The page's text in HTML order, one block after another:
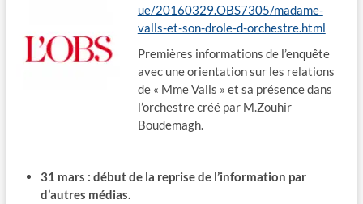
ue/20160329.OBS7305/madame-
valls-et-son-drole-d-orchestre.html
Premières informations de l’enquête
avec une orientation sur les relations
de « Mme Valls » et sa présence dans
l’orchestre créé par M.Zouhir
Boudemagh.
31 mars : début de la reprise de l’information par
d’autres médias.